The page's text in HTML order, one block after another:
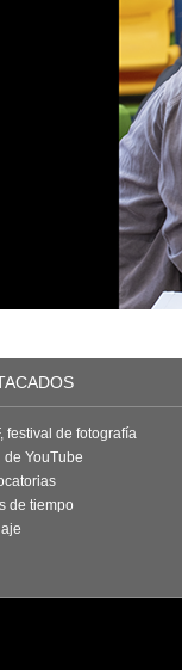
festival de fotografía
de YouTube
de tiempo